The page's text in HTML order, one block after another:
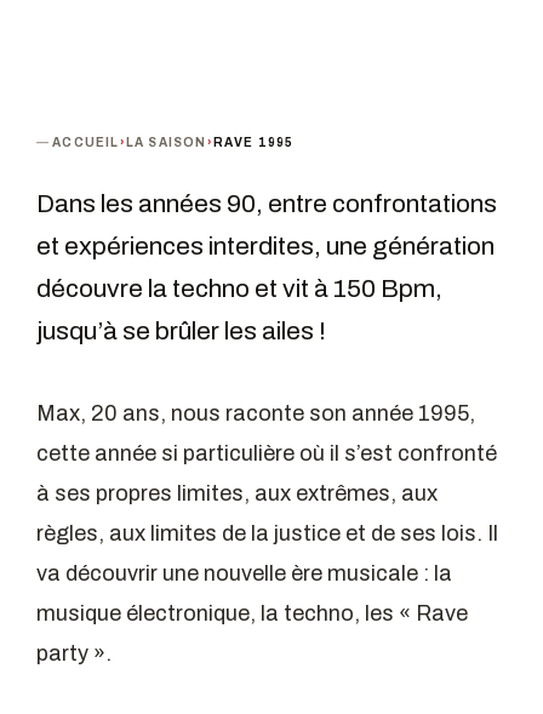
ACCUEIL› LA SAISON › RAVE 1995
Dans les années 90, entre confrontations
et expériences interdites, une génération
découvre la techno et vit à 150 Bpm,
jusqu’à se brûler les ailes !
Max, 20 ans, nous raconte son année 1995,
cette année si particulière où il s’est confronté
à ses propres limites, aux extrêmes, aux
règles, aux limites de la justice et de ses lois. Il
va découvrir une nouvelle ère musicale : la
musique électronique, la techno, les « Rave
party ».